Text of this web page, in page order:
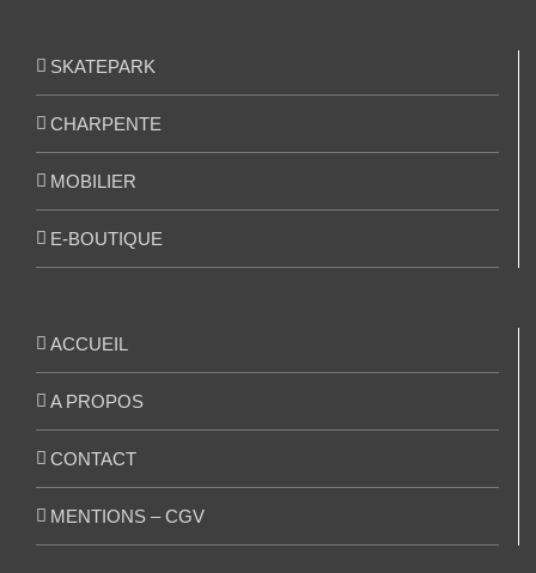
SKATEPARK
CHARPENTE
MOBILIER
E-BOUTIQUE
ACCUEIL
A PROPOS
CONTACT
MENTIONS – CGV